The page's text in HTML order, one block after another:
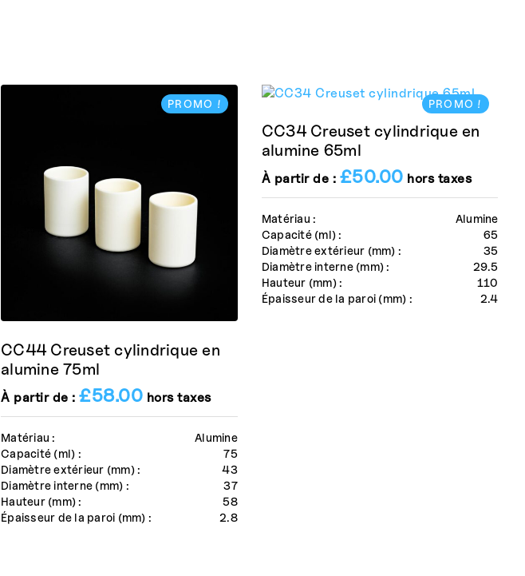
PROMO !
Matériau :
Alumine
Capacité (ml) :
75
Diamètre extérieur (mm) :
43
Diamètre interne (mm) :
37
Hauteur (mm) :
58
Épaisseur de la paroi (mm) :
2.8
CC44 Creuset cylindrique en
alumine 75ml
À partir de :£58.00 hors taxes
PROMO !
Matériau :
Alumine
Capacité (ml) :
65
Diamètre extérieur (mm) :
35
Diamètre interne (mm) :
29.5
Hauteur (mm) :
110
Épaisseur de la paroi (mm) :
2.4
CC34 Creuset cylindrique en
alumine 65ml
À partir de : £50.00 hors taxes